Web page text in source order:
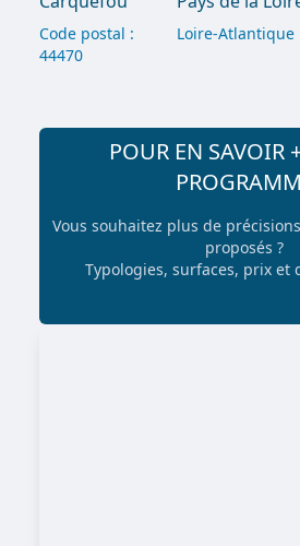
Code postal :
44470
Loire-Atlantique
POUR EN SAVOIR
Vous souhaitez plus de
proposés ?
Typologies, surfaces, prix et